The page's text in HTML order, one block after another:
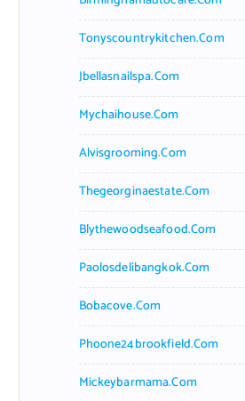
Tonyscountrykitchen.com
Jbellasnailspa.com
Mychaihouse.com
Alvisgrooming.com
Thegeorginaestate.com
Blythewoodseafood.com
Paolosdelibangkok.com
Bobacove.com
Phoone24brookfield.com
Mickeybarmama.com